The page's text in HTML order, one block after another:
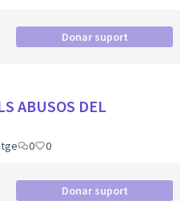
Donar suport
ABUSOS DEL
0 0
Donar suport